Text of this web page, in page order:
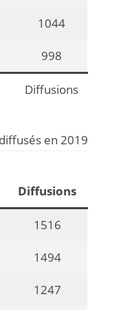
1044
998
Diffusions
en 2019
Diffusions
1516
1494
1247